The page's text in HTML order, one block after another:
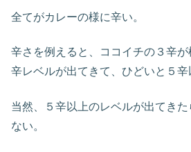
全てがカレーの様に辛い。
辛さを例えると、ココイチの３辛
辛レベルが出てきて、ひどいと５辛
当然、５辛以上のレベルが出てき
ない。